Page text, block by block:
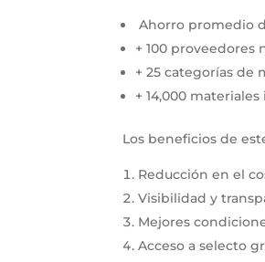
Ahorro promedio
+ 100 proveedores
+ 25 categorías de
+ 14,000
Los beneficios de
Reducción en el
Visibilidad y
Mejores
Acceso a selecto